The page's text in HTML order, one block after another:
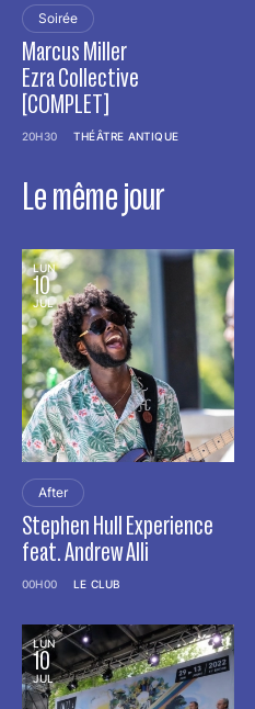
Soirée
Marcus Miller
Ezra Collective
[COMPLET]
20H30 THÉÂTRE ANTIQUE
Le même jour
LUN
10
JUL
After
Stephen Hull Experience
feat. Andrew Alli
00H00 LE CLUB
LUN
10
JUL